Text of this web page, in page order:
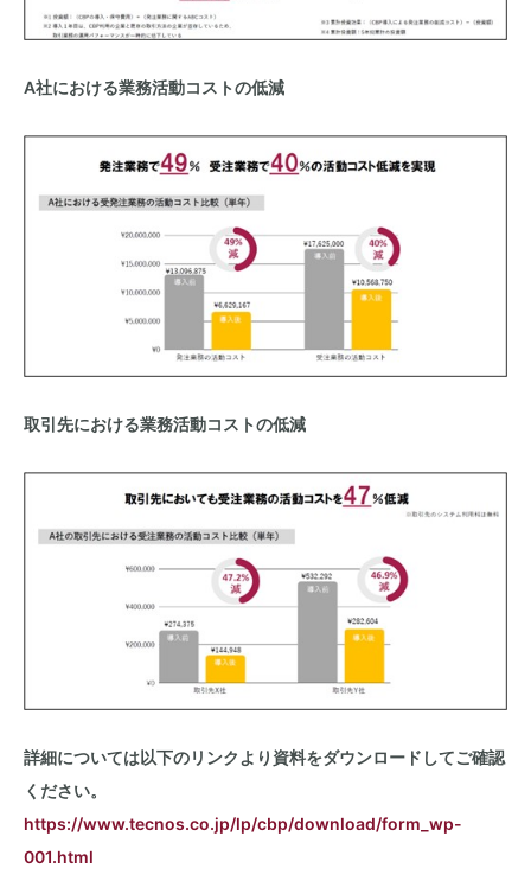
A社における業務活動コストの低減
取引先における業務活動コストの低減
詳細については以下のリンクより資料をダウンロードしてご確認
ください。
https://www.tecnos.co.jp/lp/cbp/download/form_wp-
001.html